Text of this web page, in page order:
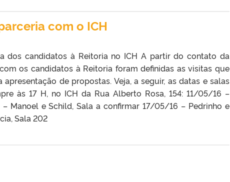
com o ICH
dos candidatos à Reitoria no ICH A partir do contato da
os candidatos à Reitoria foram definidas as visitas que
apresentação de propostas. Veja, a seguir, as datas e salas
às 17 H, no ICH da Rua Alberto Rosa, 154: 11/05/16 –
Manoel e Schild, Sala a confirmar 17/05/16 – Pedrinho e
Sala 202